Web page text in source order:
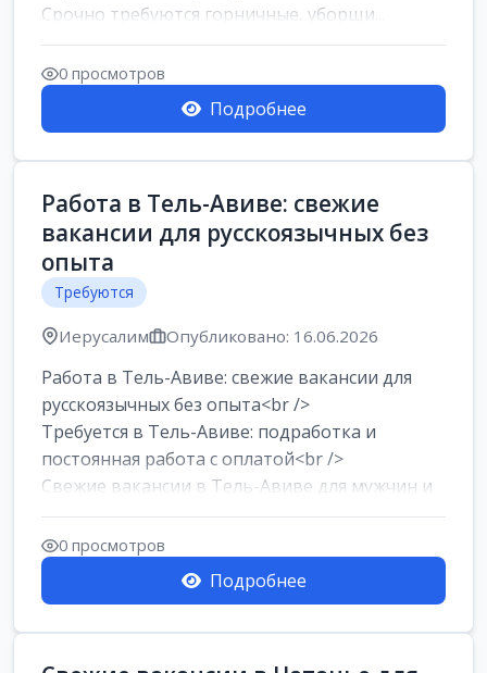
Срочно требуются горничные, уборщи...
0 просмотров
Подробнее
Работа в Тель-Авиве: свежие
вакансии для русскоязычных без
опыта
Требуются
Иерусалим Опубликовано: 16.06.2026
Работа в Тель-Авиве: свежие вакансии для
русскоязычных без опыта<br />
Требуется в Тель-Авиве: подработка и
постоянная работа с оплатой<br />
Свежие вакансии в Тель-Авиве для мужчин и
женщин от хозя...
0 просмотров
Подробнее